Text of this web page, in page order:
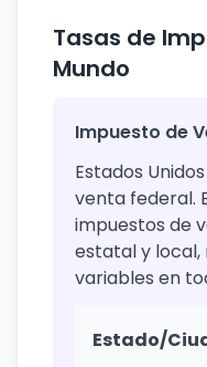
Tasas de
Mundo
Impuesto de
Estados
venta federal.
impuestos de
estatal y local,
variables en
Estado/